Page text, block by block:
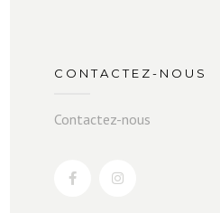
CONTACTEZ-NOUS
Contactez-nous